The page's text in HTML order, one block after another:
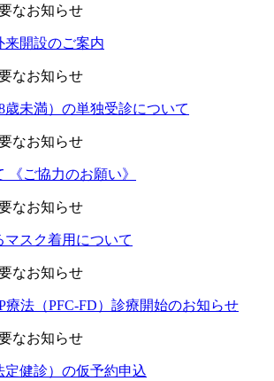
なお知らせ
来開設のご案内
なお知らせ
歳未満）の単独受診について
なお知らせ
《ご協力のお願い》
なお知らせ
マスク着用について
なお知らせ
療法（PFC-FD）診療開始のお知らせ
なお知らせ
定健診）の仮予約申込